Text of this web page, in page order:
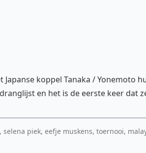
koppel Tanaka / Yonemoto
en het is de eerste keer dat
piek, eefje muskens, toernooi,